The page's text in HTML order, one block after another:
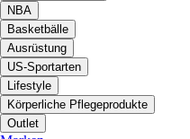
NBA
Basketbälle
Ausrüstung
US-Sportarten
Lifestyle
Körperliche Pflegeprodukte
Outlet